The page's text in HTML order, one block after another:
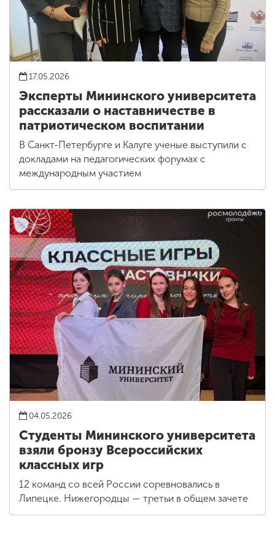
17.05.2026
Эксперты Мининского университета
рассказали о наставничестве в
патриотическом воспитании
В Санкт-Петербурге и Калуге ученые выступили с
докладами на педагогических форумах с
международным участием
04.05.2026
Студенты Мининского университета
взяли бронзу Всероссийских
классных игр
12 команд со всей России соревновались в
Липецке. Нижегородцы — третьи в общем зачете